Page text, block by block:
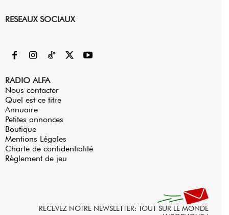
RESEAUX SOCIAUX
RADIO ALFA
Nous contacter
Quel est ce titre
Annuaire
Petites annonces
Boutique
Mentions Légales
Charte de confidentialité
Règlement de jeu
RECEVEZ NOTRE NEWSLETTER: TOUT SUR LE MONDE